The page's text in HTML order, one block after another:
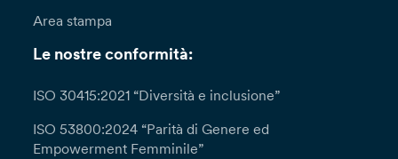
Area stampa
Le nostre conformità:
ISO 30415:2021 “Diversità e inclusione”
ISO 53800:2024 “Parità di Genere ed
Empowerment Femminile”